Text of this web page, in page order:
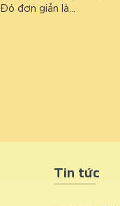
đơn giản là…
Tin tức